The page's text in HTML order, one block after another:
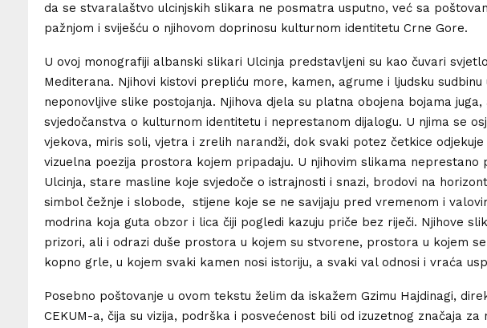
da se stvaralaštvo ulcinjskih slikara ne posmatra usputno, već sa
pažnjom i sviješću o njihovom doprinosu kulturnom identitetu Crne Gore.
U ovoj monografiji albanski slikari Ulcinja predstavljeni su kao čuvari
Mediterana. Njihovi kistovi prepliću more, kamen, agrume i ljudsku sudbinu
neponovljive slike postojanja. Njihova djela su platna obojena bojama juga,
svjedočanstva o kulturnom identitetu i neprestanom dijalogu. U njima se
vjekova, miris soli, vjetra i zrelih narandži, dok svaki potez četkice odjekuje
vizuelna poezija prostora kojem pripadaju. U njihovim slikama neprestano
Ulcinja, stare masline koje svjedoče o istrajnosti i snazi, brodovi na
simbol čežnje i slobode, stijene koje se ne savijaju pred vremenom i
modrina koja guta obzor i lica čiji pogledi kazuju priče bez riječi. Njihove
prizori, ali i odrazi duše prostora u kojem su stvorene, prostora u kojem
kopno grle, u kojem svaki kamen nosi istoriju, a svaki val odnosi i vraća
Posebno poštovanje u ovom tekstu želim da iskažem Gzimu Hajdinagi,
CEKUM-a, čija su vizija, podrška i posvećenost bili od izuzetnog značaja za